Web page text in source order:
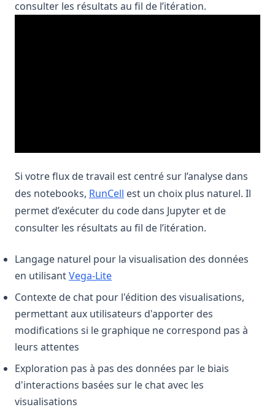
consulter les résultats au fil de l’itération.
Si votre flux de travail est centré sur l’analyse dans
des notebooks, RunCell (opens in a new tab)
est un choix plus naturel. Il
permet d’exécuter du code dans Jupyter et de
consulter les résultats au fil de l’itération.
Langage naturel pour la visualisation des données
en utilisantVega-Lite(opens in a new tab)
Contexte de chat pour l'édition des visualisations,
permettant aux utilisateurs d'apporter des
modifications si le graphique ne correspond pas à
leurs attentes
Exploration pas à pas des données par le biais
d'interactions basées sur le chat avec les
visualisations